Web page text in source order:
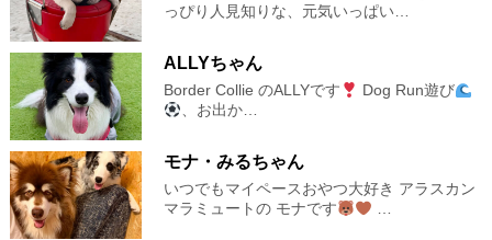
っぴり人見知りな、元気いっぱい…
ALLYちゃん
Border Collie のALLYです
Dog Run遊び
、お出か…
モナ・みるちゃん
いつでもマイペースおやつ大好き アラスカン
マラミュートの モナです
…